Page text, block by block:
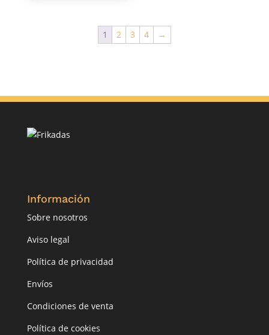
1 2 3 4 →
Información
Sobre nosotros
Aviso legal
Política de privacidad
Envíos
Condiciones de venta
Política de cookies